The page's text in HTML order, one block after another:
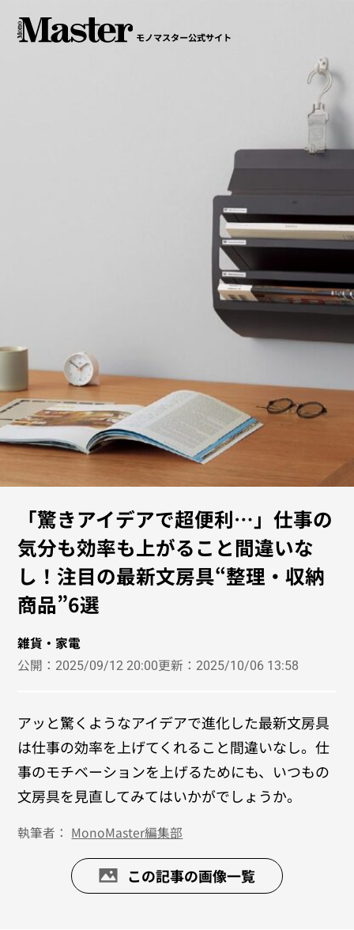
モノマスター公式サイト
「驚きアイデアで超便利…」仕事の
気分も効率も上がること間違いな
し！注目の最新文房具“整理・収納
商品”6選
雑貨・家電
公開：2025/09/12 20:00更新：2025/10/06 13:58
アッと驚くようなアイデアで進化した最新文房具
は仕事の効率を上げてくれること間違いなし。仕
事のモチベーションを上げるためにも、いつもの
文房具を見直してみてはいかがでしょうか。
執筆者： MonoMaster編集部
この記事の画像一覧